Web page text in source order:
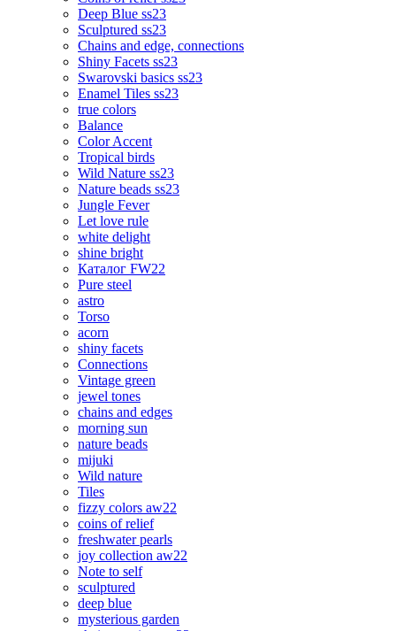
Deep Blue ss23
Sculptured ss23
Chains and edge, connections
Shiny Facets ss23
Swarovski basics ss23
Enamel Tiles ss23
true colors
Balance
Color Accent
Tropical birds
Wild Nature ss23
Nature beads ss23
Jungle Fever
Let love rule
white delight
shine bright
Каталог FW22
Pure steel
astro
Torso
acorn
shiny facets
Connections
Vintage green
jewel tones
chains and edges
morning sun
nature beads
mijuki
Wild nature
Tiles
fizzy colors aw22
coins of relief
freshwater pearls
joy collection aw22
Note to self
sculptured
deep blue
mysterious garden